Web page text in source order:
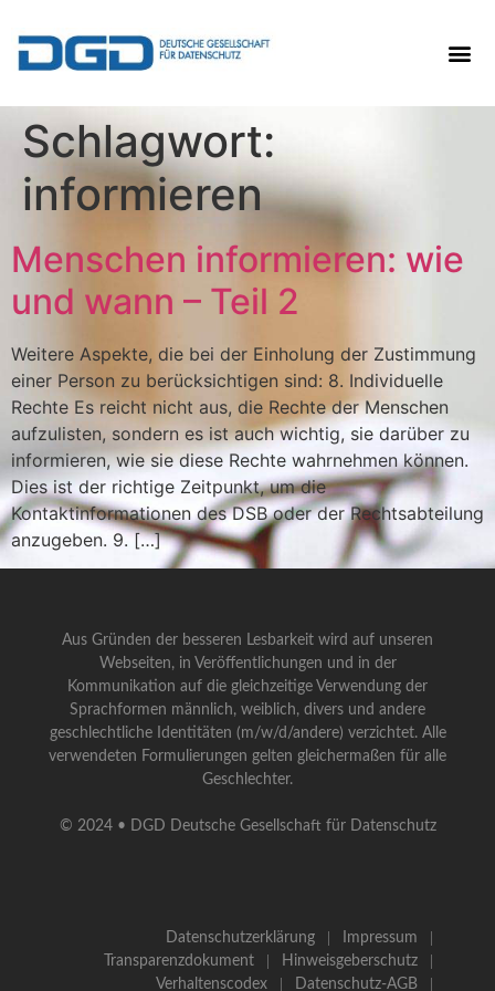
Schlagwort:
informieren
Menschen informieren: wie
und wann – Teil 2
Weitere Aspekte, die bei der Einholung der Zustimmung
einer Person zu berücksichtigen sind: 8. Individuelle
Rechte Es reicht nicht aus, die Rechte der Menschen
aufzulisten, sondern es ist auch wichtig, sie darüber zu
informieren, wie sie diese Rechte wahrnehmen können.
Dies ist der richtige Zeitpunkt, um die
Kontaktinformationen des DSB oder der Rechtsabteilung
anzugeben. 9. […]
Aus Gründen der besseren Lesbarkeit wird auf unseren
Webseiten, in Veröffentlichungen und in der
Kommunikation auf die gleichzeitige Verwendung der
Sprachformen männlich, weiblich, divers und andere
geschlechtliche Identitäten (m/w/d/andere) verzichtet. Alle
verwendeten Formulierungen gelten gleichermaßen für alle
Geschlechter.
© 2024 • DGD Deutsche Gesellschaft für Datenschutz
Datenschutzerklärung
Impressum
Transparenzdokument
Hinweisgeberschutz
Verhaltenscodex
Datenschutz-AGB